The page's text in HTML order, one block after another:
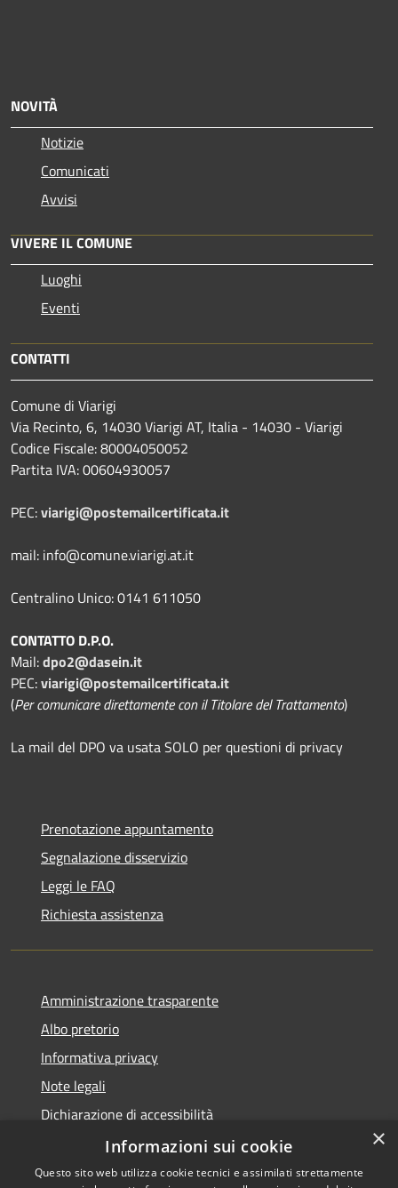
NOVITÀ
Notizie
Comunicati
Avvisi
VIVERE IL COMUNE
Luoghi
Eventi
CONTATTI
Comune di Viarigi
Via Recinto, 6, 14030 Viarigi AT, Italia - 14030 - Viarigi
Codice Fiscale: 80004050052
Partita IVA: 00604930057
PEC:viarigi@postemailcertificata.it
mail: info@comune.viarigi.at.it
Centralino Unico: 0141 611050
CONTATTO D.P.O.
Mail:dpo2@dasein.it
PEC:viarigi@postemailcertificata.it
(Per comunicare direttamente con il Titolare del Trattamento)
La mail del DPO va usata SOLO per questioni di privacy
Prenotazione appuntamento
Segnalazione disservizio
Leggi le FAQ
Richiesta assistenza
Amministrazione trasparente
Albo pretorio
Informativa privacy
Note legali
Dichiarazione di accessibilità
Piano di miglioramento dei servizi
×
Informazioni sui cookie
Questo sito web utilizza cookie tecnici e assimilati strettamente